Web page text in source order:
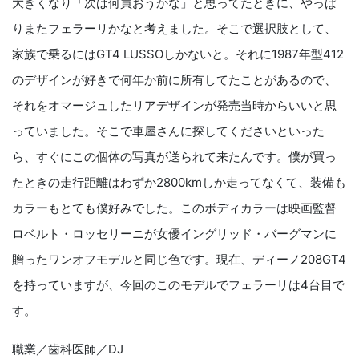
りまたフェラーリかなと考えました。そこで選択肢として、
家族で乗るにはGT4 LUSSOしかないと。それに1987年型412
のデザインが好きで何年か前に所有してたことがあるので、
それをオマージュしたリアデザインが発売当時からいいと思
っていました。そこで車屋さんに探してくださいといった
ら、すぐにこの個体の写真が送られて来たんです。僕が買っ
たときの走行距離はわずか2800kmしか走ってなくて、装備も
カラーもとても僕好みでした。このボディカラーは映画監督
ロベルト・ロッセリーニが女優イングリッド・バーグマンに
贈ったワンオフモデルと同じ色です。現在、ディーノ208GT4
を持っていますが、今回のこのモデルでフェラーリは4台目で
す。
職業／歯科医師／DJ